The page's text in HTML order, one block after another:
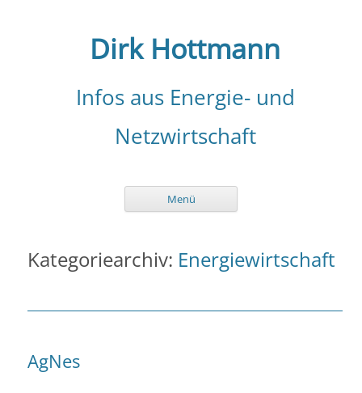
Dirk Hottmann
Infos aus Energie- und
Netzwirtschaft
Menü
Kategoriearchiv: Energiewirtschaft
AgNes